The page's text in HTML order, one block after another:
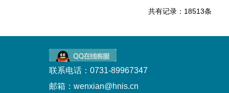
共有记录：18513条
联系电话：0731-89967347
邮箱：wenxian@hnis.cn